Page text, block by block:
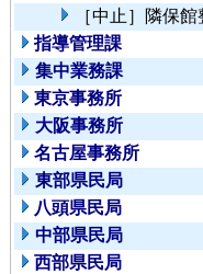
［中止］隣保
指導管理課
集中業務課
東京事務所
大阪事務所
名古屋事務所
東部県民局
八頭県民局
中部県民局
西部県民局